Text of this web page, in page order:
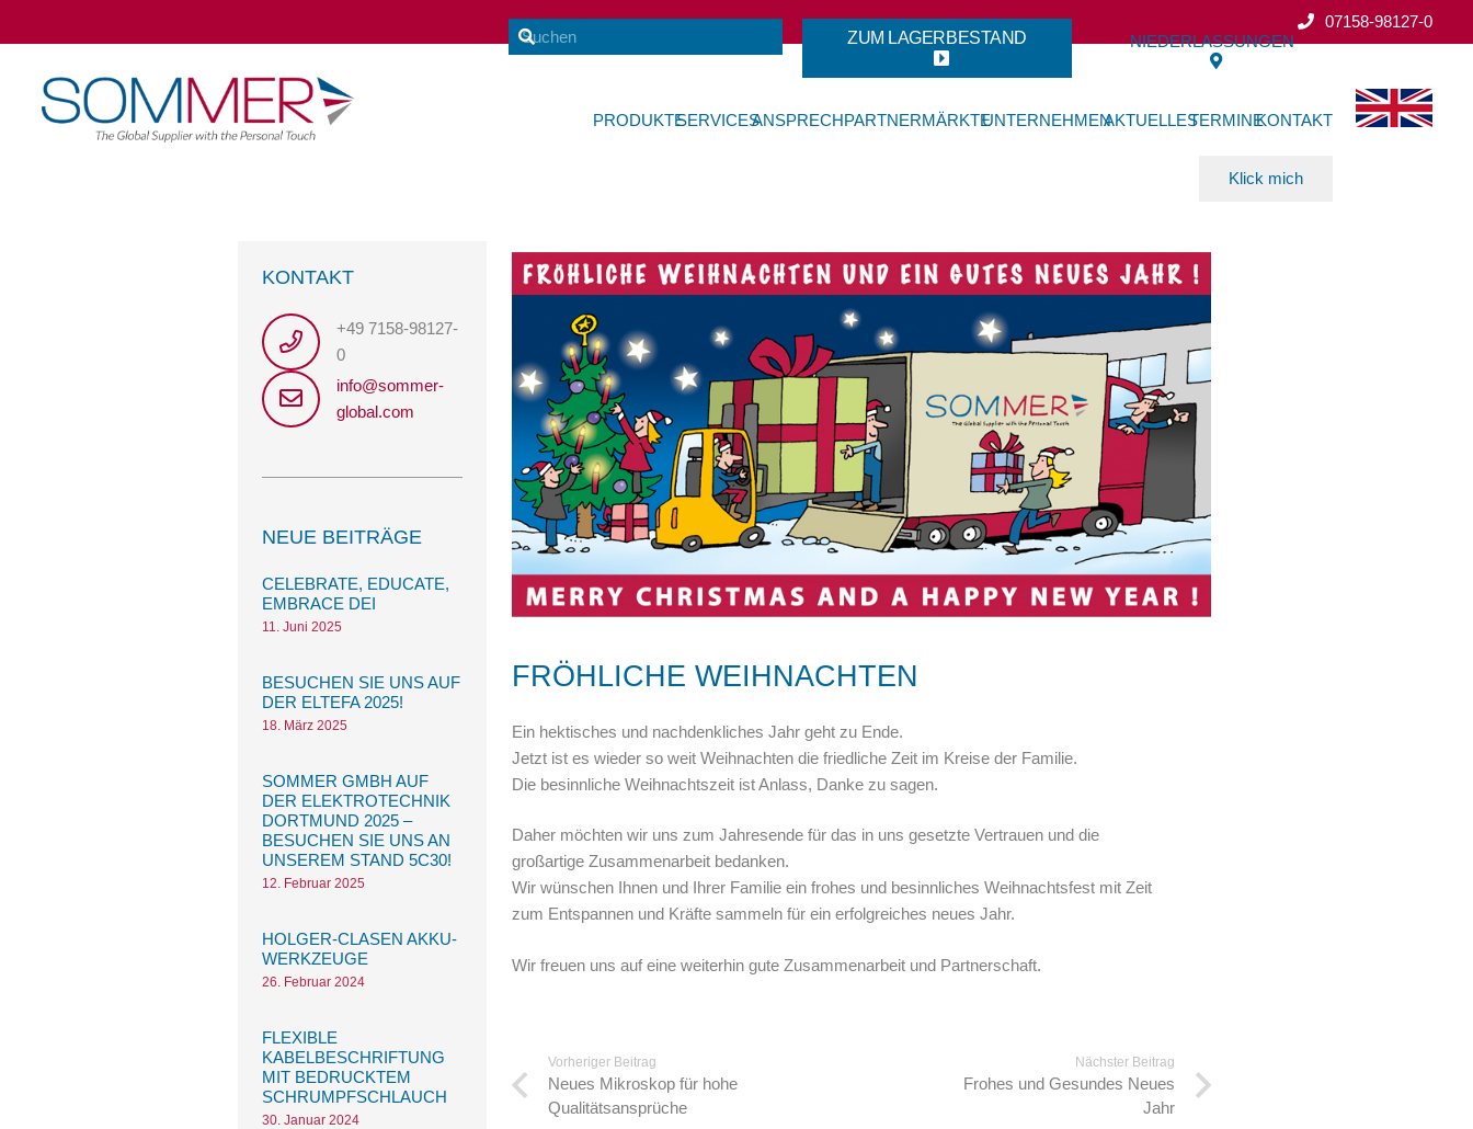
07158-98127-0
ZUM LAGERBESTAND
NIEDERLASSUNGEN
PRODUKTESERVICESANSPRECHPARTNERMÄRKTEUNTERNEHMENAKTUELLESTERMINEKONTAKT
Klick mich
KONTAKT
+49 7158-98127-
0
info@sommer-
global.com
NEUE BEITRÄGE
CELEBRATE, EDUCATE,
EMBRACE DEI
11. Juni 2025
BESUCHEN SIE UNS AUF
DER ELTEFA 2025!
18. März 2025
SOMMER GMBH AUF
DER ELEKTROTECHNIK
DORTMUND 2025 –
BESUCHEN SIE UNS AN
UNSEREM STAND 5C30!
12. Februar 2025
HOLGER-CLASEN AKKU-
WERKZEUGE
26. Februar 2024
FLEXIBLE
KABELBESCHRIFTUNG
MIT BEDRUCKTEM
SCHRUMPFSCHLAUCH
30. Januar 2024
FRÖHLICHE WEIHNACHTEN
Ein hektisches und nachdenkliches Jahr geht zu Ende.
Jetzt ist es wieder so weit Weihnachten die friedliche Zeit im Kreise der Familie.
Die besinnliche Weihnachtszeit ist Anlass, Danke zu sagen.
Daher möchten wir uns zum Jahresende für das in uns gesetzte Vertrauen und die
großartige Zusammenarbeit bedanken.
Wir wünschen Ihnen und Ihrer Familie ein frohes und besinnliches Weihnachtsfest mit Zeit
zum Entspannen und Kräfte sammeln für ein erfolgreiches neues Jahr.
Wir freuen uns auf eine weiterhin gute Zusammenarbeit und Partnerschaft.​
Vorheriger Beitrag
Neues Mikroskop für hohe
Qualitätsansprüche
Nächster Beitrag
Frohes und Gesundes Neues
Jahr